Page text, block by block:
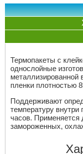
Термопакеты с
однослойные
металлизированной
пленки плотностью
Поддерживают
температуру внутри
часов. Применяется
замороженных,